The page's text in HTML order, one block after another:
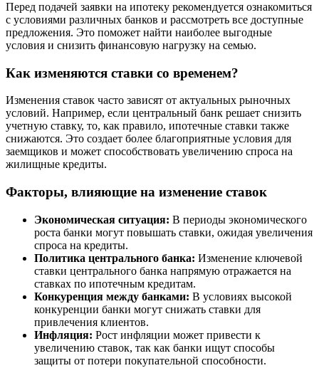
Перед подачей заявки на ипотеку рекомендуется ознакомиться
с условиями различных банков и рассмотреть все доступные
предложения. Это поможет найти наиболее выгодные
условия и снизить финансовую нагрузку на семью.
Как изменяются ставки со временем?
Изменения ставок часто зависят от актуальных рыночных
условий. Например, если центральный банк решает снизить
учетную ставку, то, как правило, ипотечные ставки также
снижаются. Это создает более благоприятные условия для
заемщиков и может способствовать увеличению спроса на
жилищные кредиты.
Факторы, влияющие на изменение ставок
Экономическая ситуация: В периоды экономического
роста банки могут повышать ставки, ожидая увеличения
спроса на кредиты.
Политика центрального банка: Изменение ключевой
ставки центрального банка напрямую отражается на
ставках по ипотечным кредитам.
Конкуренция между банками: В условиях высокой
конкуренции банки могут снижать ставки для
привлечения клиентов.
Инфляция: Рост инфляции может привести к
увеличению ставок, так как банки ищут способы
защиты от потери покупательной способности.